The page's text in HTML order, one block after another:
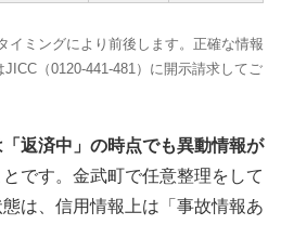
ミングにより前後します。正確な情報
（0120-441-481）に開示請求してご
返済中」の時点でも異動情報が
とです。金武町で任意整理をして
は、信用情報上は「事故情報あ